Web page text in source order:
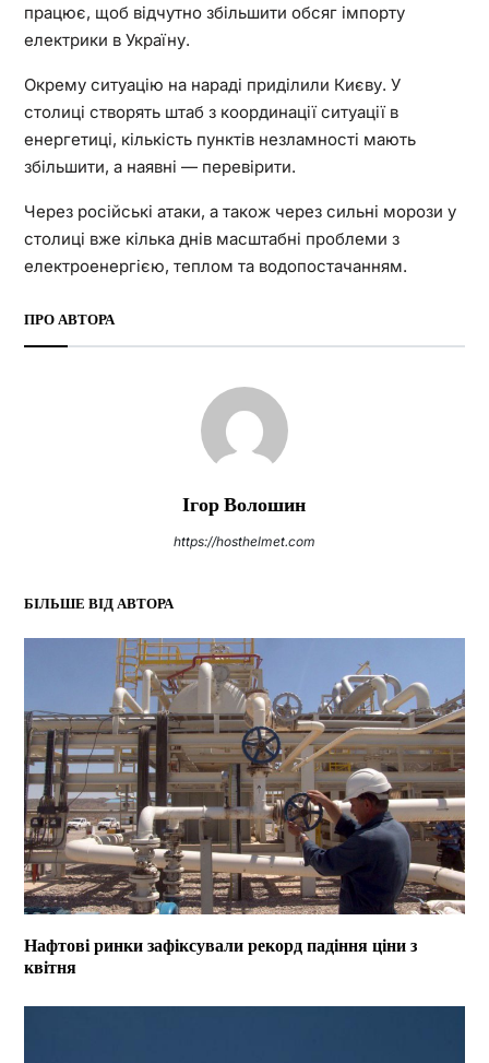
працює, щоб відчутно збільшити обсяг імпорту
електрики в Україну.
Окрему ситуацію на нараді приділили Києву. У
столиці створять штаб з координації ситуації в
енергетиці, кількість пунктів незламності мають
збільшити, а наявні — перевірити.
Через російські атаки, а також через сильні морози у
столиці вже кілька днів масштабні проблеми з
електроенергією, теплом та водопостачанням.
ПРО АВТОРА
Ігор Волошин
https://hosthelmet.com
БІЛЬШЕ ВІД АВТОРА
Нафтові ринки зафіксували рекорд падіння ціни з
квітня